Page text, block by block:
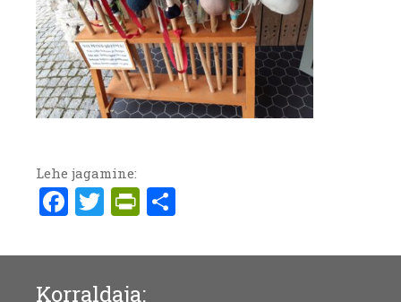
Lehe jagamine:
Facebook
TwitterPrintFriendly
Korraldaja: